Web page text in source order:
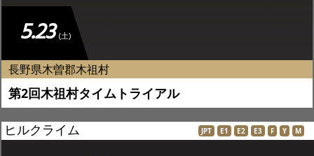
5.23 (土)
長野県木曽郡木祖村
第2回木祖村タイムトライアル
ヒルクライム JPT E1 E2 E3 F Y M